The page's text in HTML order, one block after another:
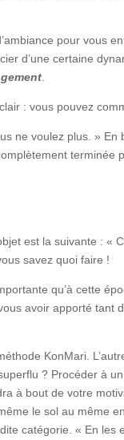
pour vous
d’une certaine
: vous pouvez
ne voulez plus. »
terminée
est la suivante : «
savez quoi faire !
qu’à cette
avoir apporté tant
KonMari.
? Procéder à
à bout de votre
le sol au même
catégorie. « En